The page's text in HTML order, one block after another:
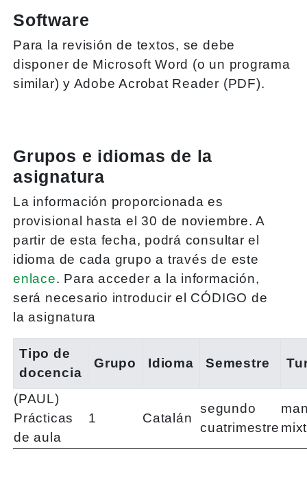
Software
Para la revisión de textos, se debe
disponer de Microsoft Word (o un programa
similar) y Adobe Acrobat Reader (PDF).
Grupos e idiomas de la
asignatura
La información proporcionada es
provisional hasta el 30 de noviembre. A
partir de esta fecha, podrá consultar el
idioma de cada grupo a través de este
enlace. Para acceder a la información,
será necesario introducir el CÓDIGO de
la asignatura
Tipo de
docencia
Grupo Idioma Semestre
(PAUL)
Prácticas
de aula
1 Catalán
segundo
cuatrimestre